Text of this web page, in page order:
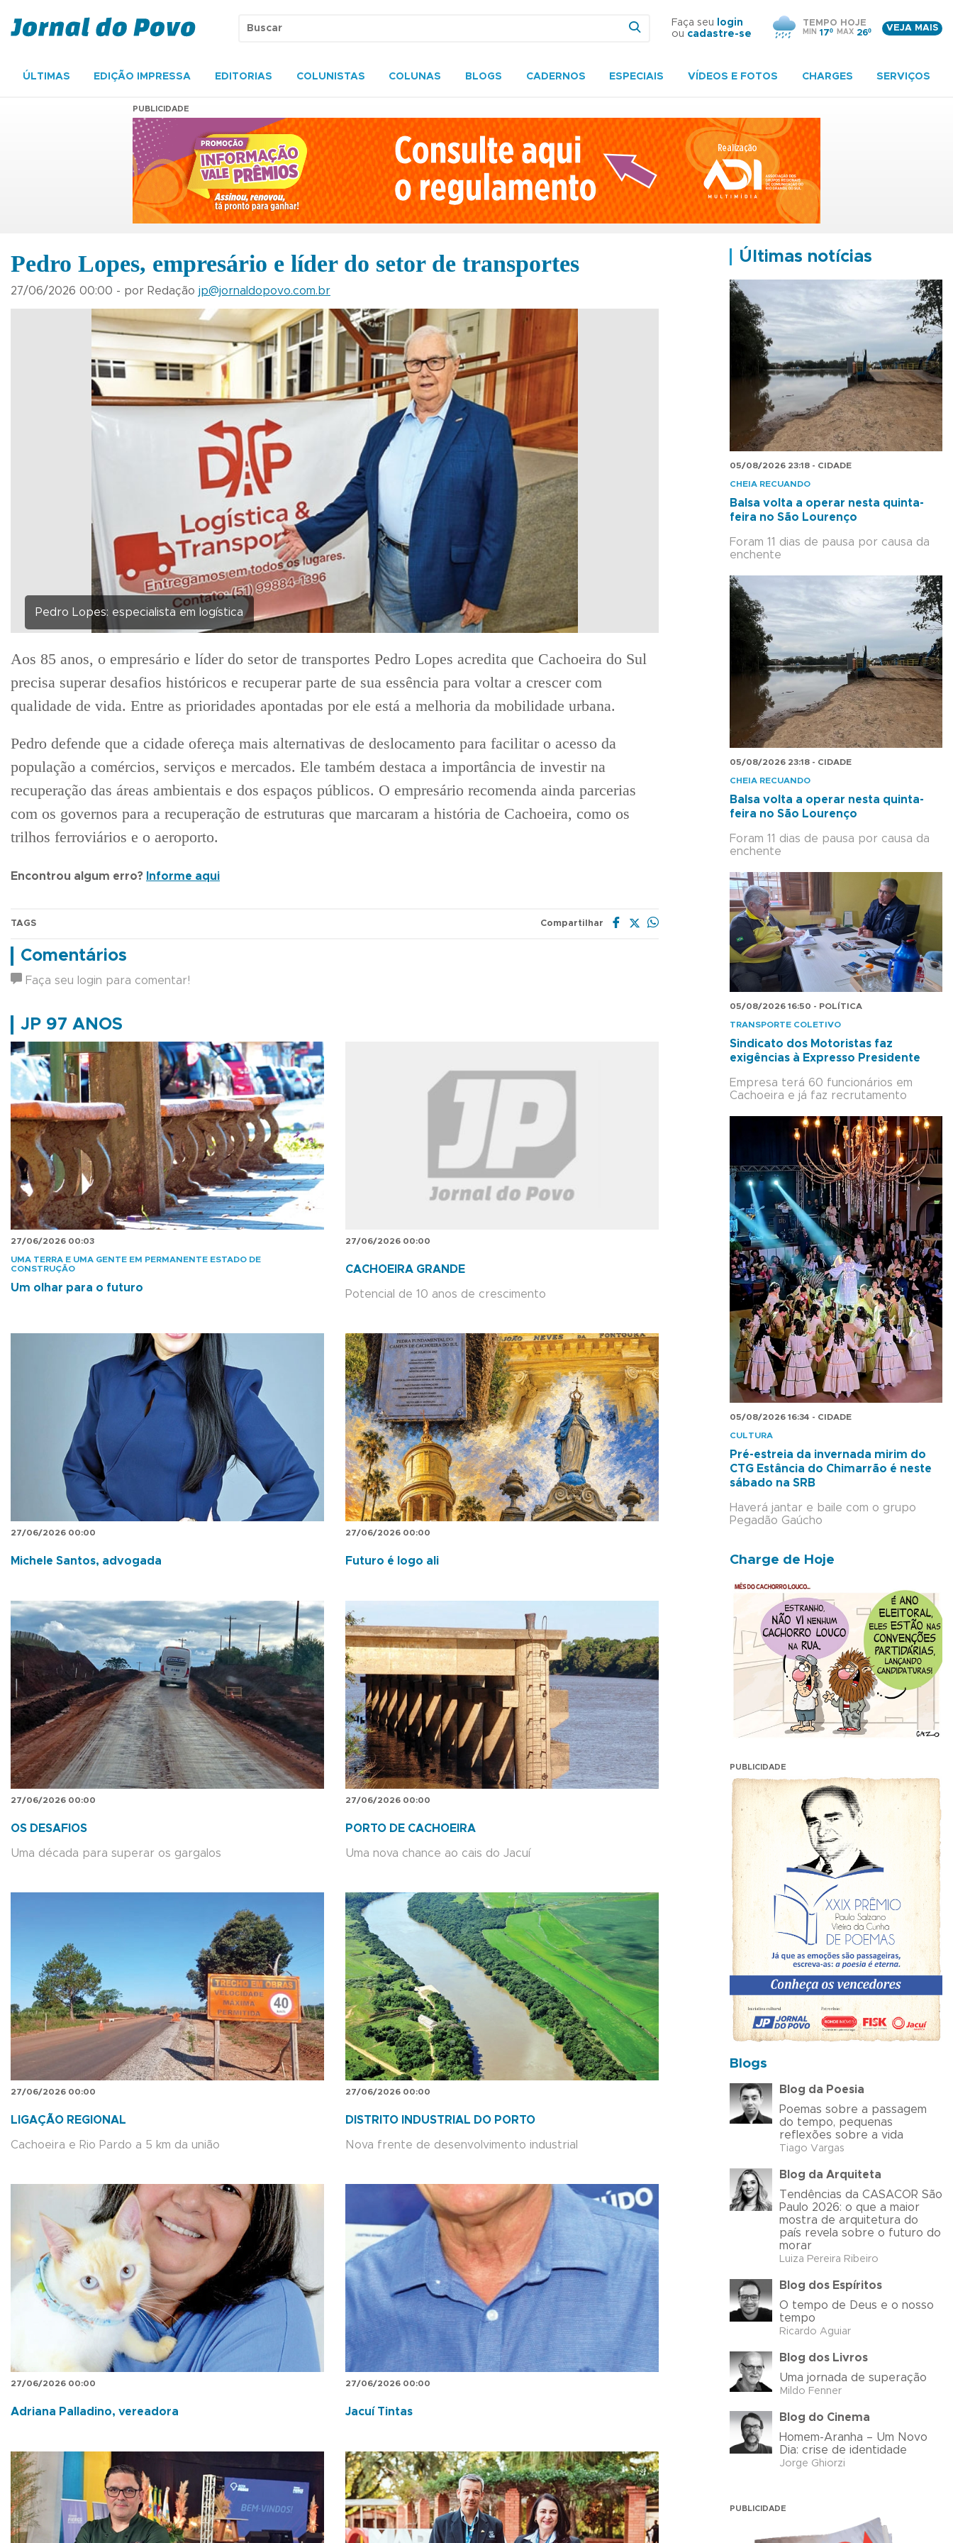
Faça seu
login
ou cadastre-se
TEMPO HOJE
MIN 17º MAX 26º
VEJA MAIS
ÚLTIMAS EDIÇÃO IMPRESSA EDITORIAS COLUNISTAS COLUNAS BLOGS CADERNOS ESPECIAIS VÍDEOS E FOTOS CHARGES SERVIÇOS
PUBLICIDADE
Pedro Lopes, empresário e líder do setor de transportes
27/06/2026 00:00 - por Redação jp@jornaldopovo.com.br
Pedro Lopes: especialista em logística
Aos 85 anos, o empresário e líder do setor de transportes Pedro Lopes acredita que Cachoeira do Sul
precisa superar desafios históricos e recuperar parte de sua essência para voltar a crescer com
qualidade de vida. Entre as prioridades apontadas por ele está a melhoria da mobilidade urbana.
Pedro defende que a cidade ofereça mais alternativas de deslocamento para facilitar o acesso da
população a comércios, serviços e mercados. Ele também destaca a importância de investir na
recuperação das áreas ambientais e dos espaços públicos. O empresário recomenda ainda parcerias
com os governos para a recuperação de estruturas que marcaram a história de Cachoeira, como os
trilhos ferroviários e o aeroporto.
Encontrou algum erro? Informe aqui
TAGS Compartilhar
Comentários
Faça seu login para comentar!
JP 97 ANOS
27/06/2026 00:03
UMA TERRA E UMA GENTE EM PERMANENTE ESTADO DE
CONSTRUÇÃO
Um olhar para o futuro
27/06/2026 00:00
CACHOEIRA GRANDE
Potencial de 10 anos de crescimento
27/06/2026 00:00
Michele Santos, advogada
27/06/2026 00:00
Futuro é logo ali
27/06/2026 00:00
OS DESAFIOS
Uma década para superar os gargalos
27/06/2026 00:00
PORTO DE CACHOEIRA
Uma nova chance ao cais do Jacuí
27/06/2026 00:00
LIGAÇÃO REGIONAL
Cachoeira e Rio Pardo a 5 km da união
27/06/2026 00:00
DISTRITO INDUSTRIAL DO PORTO
Nova frente de desenvolvimento industrial
27/06/2026 00:00
Adriana Palladino, vereadora
27/06/2026 00:00
Jacuí Tintas
Últimas notícias
05/08/2026 23:18 - CIDADE
CHEIA RECUANDO
Balsa volta a operar nesta quinta-
feira no São Lourenço
Foram 11 dias de pausa por causa da
enchente
05/08/2026 23:18 - CIDADE
CHEIA RECUANDO
Balsa volta a operar nesta quinta-
feira no São Lourenço
Foram 11 dias de pausa por causa da
enchente
05/08/2026 16:50 - POLÍTICA
TRANSPORTE COLETIVO
Sindicato dos Motoristas faz
exigências à Expresso Presidente
Empresa terá 60 funcionários em
Cachoeira e já faz recrutamento
05/08/2026 16:34 - CIDADE
CULTURA
Pré-estreia da invernada mirim do
CTG Estância do Chimarrão é neste
sábado na SRB
Haverá jantar e baile com o grupo
Pegadão Gaúcho
Charge de Hoje
PUBLICIDADE
Blogs
Blog da Poesia
Poemas sobre a passagem
do tempo, pequenas
reflexões sobre a vida
Tiago Vargas
Blog da Arquiteta
Tendências da CASACOR São
Paulo 2026: o que a maior
mostra de arquitetura do
país revela sobre o futuro do
morar
Luiza Pereira Ribeiro
Blog dos Espíritos
O tempo de Deus e o nosso
tempo
Ricardo Aguiar
Blog dos Livros
Uma jornada de superação
Mildo Fenner
Blog do Cinema
Homem-Aranha – Um Novo
Dia: crise de identidade
Jorge Ghiorzi
PUBLICIDADE